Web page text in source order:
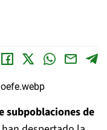
subpoblaciones de